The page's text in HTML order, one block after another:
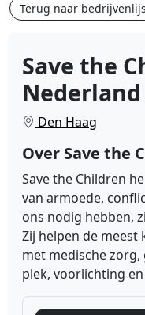
Terug naar
Save the
Nederland
Den Haag
Over Save the
Save the Children
van armoede,
ons nodig hebben,
Zij helpen de
met medische zorg,
plek, voorlichting